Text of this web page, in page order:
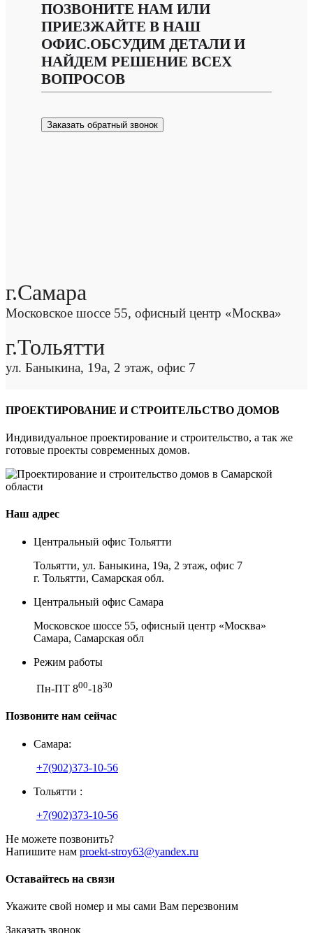
ПОЗВОНИТЕ НАМ ИЛИ
ПРИЕЗЖАЙТЕ В НАШ
ОФИС.ОБСУДИМ ДЕТАЛИ И
НАЙДЕМ РЕШЕНИЕ ВСЕХ
ВОПРОСОВ
Заказать обратный звонок
г.Самара
Московское шоссе 55, офисный центр «Москва»
г.Тольятти
ул. Баныкина, 19а, 2 этаж, офис 7
ПРОЕКТИРОВАНИЕ И СТРОИТЕЛЬСТВО ДОМОВ
Индивидуальное проектирование и строительство, а так же
готовые проекты современных домов.
Наш адрес
Центральный офис Тольятти
Тольятти, ул. Баныкина, 19а, 2 этаж, офис 7
г. Тольятти, Самарская обл.
Центральный офис Самара
Московское шоссе 55, офисный центр «Москва»
Самара, Самарская обл
Режим работы
Пн-ПТ 800-1830
Позвоните нам сейчас
Самара:
+7(902)373-10-56
Тольятти :
+7(902)373-10-56
Не можете позвонить?
Напишите нам proekt-stroy63@yandex.ru
Оставайтесь на связи
Укажите свой номер и мы сами Вам перезвоним
Заказать звонок